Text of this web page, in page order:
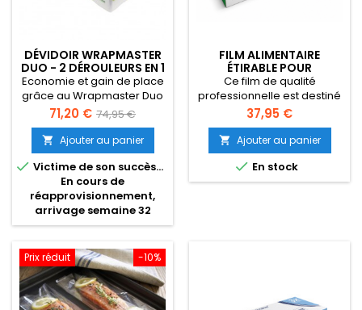
DÉVIDOIR WRAPMASTER
DUO - 2 DÉROULEURS EN 1
- 63M50
Economie et gain de place
grâce au Wrapmaster Duo
distribue 2 rouleaux
Prix
71,20 € Prix
base
74,95 €
 Ajouter au panier
 Victime de son succès...
En cours de
réapprovisionnement,
arrivage semaine 32
FILM ALIMENTAIRE
ÉTIRABLE POUR
WRAPMASTER 4500 -
31C62
Ce film de qualité
professionnelle est destiné
à être utilisé dans le
dévidoir Wrapmaster 4500
et chaque rouleau est
fourni avec son embout
noir indispensable au bon
fonctionnement du
Prix
37,95 €
 Ajouter au panier
 En stock
-10%
Prix réduit